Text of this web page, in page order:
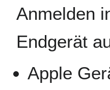
Anmelden
Endgerät
Apple